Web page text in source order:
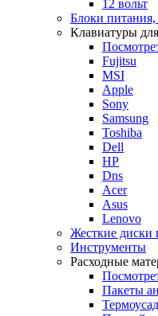
12 вольт
Блоки питания,
Клавиатуры
Fujitsu
MSI
Apple
Sony
Samsung
Toshiba
Dell
HP
Dns
Acer
Asus
Lenovo
Жесткие диски
Инструменты
Расходные
Пакеты